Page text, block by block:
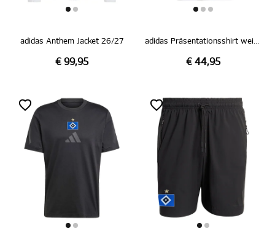
adidas Anthem Jacket 26/27
€ 99,95
adidas Präsentationsshirt weiß 26/27
€ 44,95